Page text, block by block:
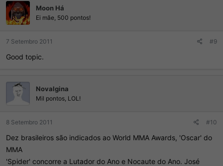
Moon Há
Ei mãe, 500 pontos!
7 Setembro 2011 #9
Good topic.
Novalgina
Mil pontos, LOL!
8 Setembro 2011 #10
Dez brasileiros são indicados ao World MMA Awards, 'Oscar' do
MMA
'Spider' concorre a Lutador do Ano e Nocaute do Ano. José